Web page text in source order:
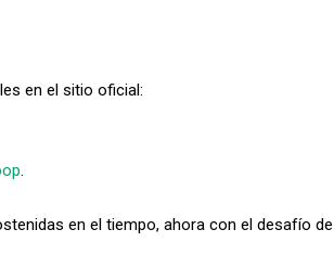
en el sitio oficial:
.
en el tiempo, ahora con el desafío de